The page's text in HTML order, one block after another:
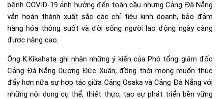
bệnh COVID-19 ảnh hưởng đến toàn cầu nhưng Cảng Đà Nẵng
vẫn hoàn thành xuất sắc các chỉ tiêu kinh doanh, bảo đảm
hàng hóa thông suốt và đời sống người lao động ngày càng
được nâng cao.
Ông K.Kikahata ghi nhận những ý kiến của Phó tổng giám đốc
Cảng Đà Nẵng Dương Đức Xuân; đồng thời mong muốn thúc
đẩy hơn nữa sự hợp tác giữa Cảng Osaka và Cảng Đà Nẵng với
những nội dung cụ thể, thiết thực, tạo sự phát triển bền vững